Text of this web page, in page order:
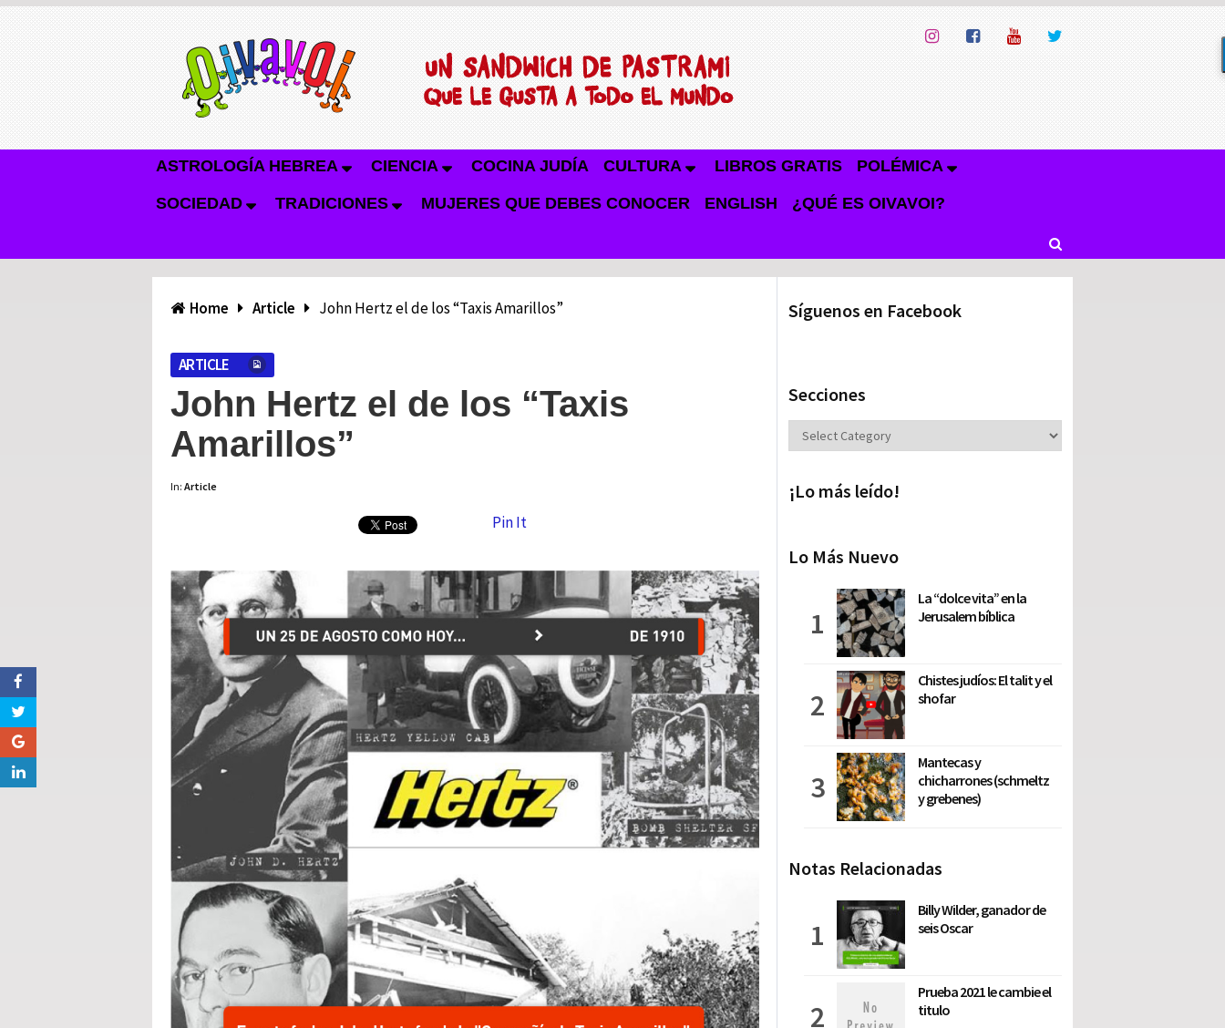
ASTROLOGÍA HEBREA CIENCIA COCINA JUDÍA CULTURA LIBROS GRATIS POLÉMICA
SOCIEDAD TRADICIONES MUJERES QUE DEBES CONOCER ENGLISH ¿QUÉ ES OIVAVOI?
Home Article John Hertz el de los “Taxis Amarillos”
ARTICLE
John Hertz el de los “Taxis
Amarillos”
In: Article
Pin It
Síguenos en Facebook
Secciones
Secciones
¡Lo más leído!
Lo Más Nuevo
La “dolce vita” en la
Jerusalem bíblica
Chistes judíos: El talit y el
shofar
Mantecas y
chicharrones (schmeltz
y grebenes)
Notas Relacionadas
Billy Wilder, ganador de
seis Oscar
Prueba 2021 le cambie el
titulo